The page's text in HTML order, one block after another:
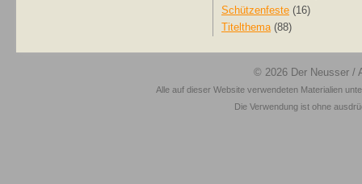
Schützenfeste (16)
Titelthema(88)
© 2026 Der Neusser /
Alle auf dieser Website verwendeten Materialien
Die Verwendung ist ohne